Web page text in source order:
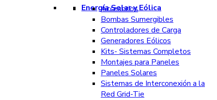
Energía Solar y Eólica
Accesorios
Bombas Sumergibles
Controladores de Carga
Generadores Eólicos
Kits- Sistemas Completos
Montajes para Paneles
Paneles Solares
Sistemas de Interconexión a la
Red Grid-Tie